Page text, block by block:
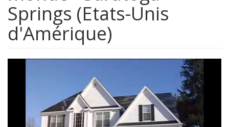
Springs (Etats-Unis
d'Amérique)